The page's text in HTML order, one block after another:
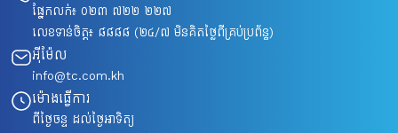
ផ្នែកលក់៖ ០២៣ ៧២២ ២២៧
លេខទាន់ចិត្ត៖ ៨៨៨៨ (២៤/៧ មិនគិតថ្លៃពីគ្រប់ប្រព័ន្ធ)
អ៊ីម៉ែល
info@tc.com.kh
ម៉ោងធ្វើការ
ពីថ្ងៃចន្ទ ដល់ថ្ងៃអាទិត្យ